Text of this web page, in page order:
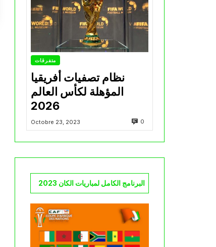
متفرقات
نظام تصفيات أفريقيا
المؤهلة لكأس العالم
2026
Octobre 23, 2023 0
البرنامج الكامل لمباريات الكان 2023